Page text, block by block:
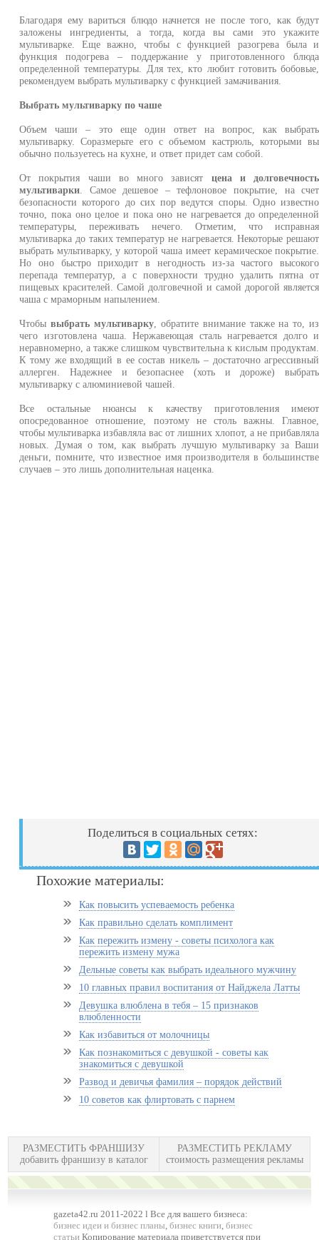
Благодаря ему вариться блюдо начнется не после того, как будут
заложены ингредиенты, а тогда, когда вы сами это укажите
мультиварке. Еще важно, чтобы с функцией разогрева была и
функция подогрева – поддержание у приготовленного блюда
определенной температуры. Для тех, кто любит готовить бобовые,
рекомендуем выбрать мультиварку с функцией замачивания.
Выбрать мультиварку по чаше
Объем чаши – это еще один ответ на вопрос, как выбрать
мультиварку. Соразмерьте его с объемом кастрюль, которыми вы
обычно пользуетесь на кухне, и ответ придет сам собой.
От покрытия чаши во много зависят цена и долговечность
мультиварки . Самое дешевое – тефлоновое покрытие, на счет
безопасности которого до сих пор ведутся споры. Одно известно
точно, пока оно целое и пока оно не нагревается до определенной
температуры, переживать нечего. Отметим, что исправная
мультиварка до таких температур не нагревается. Некоторые решают
выбрать мультиварку, у которой чаша имеет керамическое покрытие.
Но оно быстро приходит в негодность из-за частого высокого
перепада температур, а с поверхности трудно удалить пятна от
пищевых красителей. Самой долговечной и самой дорогой является
чаша с мраморным напылением.
Чтобывыбрать мультиварку, обратите внимание также на то, из
чего изготовлена чаша. Нержавеющая сталь нагревается долго и
неравномерно, а также слишком чувствительна к кислым продуктам.
К тому же входящий в ее состав никель – достаточно агрессивный
аллерген. Надежнее и безопаснее (хоть и дороже) выбрать
мультиварку с алюминиевой чашей.
Все остальные нюансы к качеству приготовления имеют
опосредованное отношение, поэтому не столь важны. Главное,
чтобы мультиварка избавляла вас от лишних хлопот, а не прибавляла
новых. Думая о том, как выбрать лучшую мультиварку за Ваши
деньги, помните, что известное имя производителя в большинстве
случаев – это лишь дополнительная наценка.
Поделиться в социальных сетях:
Похожие материалы:
Как повысить успеваемость ребенка
Как правильно сделать комплимент
Как пережить измену - советы психолога как
пережить измену мужа
Дельные советы как выбрать идеального мужчину
10 главных правил воспитания от Найджела Латты
Девушка влюблена в тебя – 15 признаков
влюбленности
Как избавиться от молочницы
Как познакомиться с девушкой - советы как
знакомиться с девушкой
Развод и девичья фамилия – порядок действий
10 советов как флиртовать с парнем
РАЗМЕСТИТЬ ФРАНШИЗУ
добавить франшизу в каталог
РАЗМЕСТИТЬ РЕКЛАМУ
стоимость размещения рекламы
gazeta42.ru 2011-2022 l Все для вашего бизнеса:
бизнес идеи и бизнес планы,бизнес книги,бизнес
статьи Копирование материала приветствуется при